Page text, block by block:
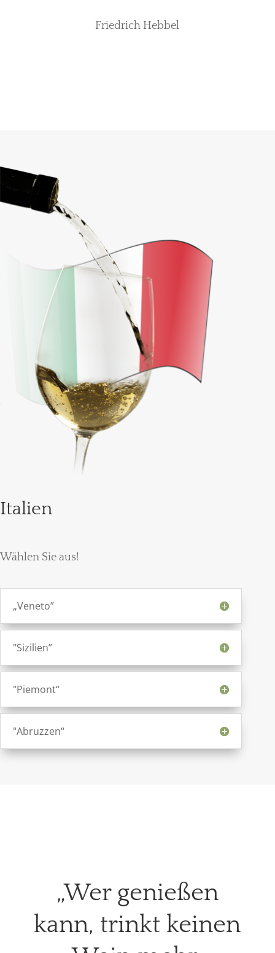
Friedrich Hebbel
Italien
Wählen Sie aus!
„Veneto”
"Sizilien”
"Piemont“
"Abruzzen“
„Wer genießen
kann, trinkt keinen